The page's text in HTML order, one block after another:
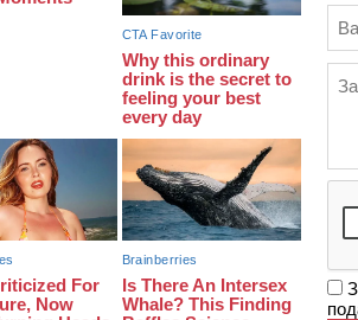
У Каневі аномальна спека
призвела до перебоїв у роботі
електромереж та комунальних
служб